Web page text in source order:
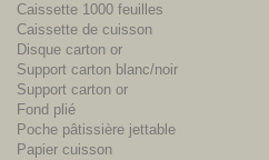
Caissette 1000 feuilles
Caissette de cuisson
Disque carton or
Support carton blanc/noir
Support carton or
Fond plié
Poche pâtissière jettable
Papier cuisson